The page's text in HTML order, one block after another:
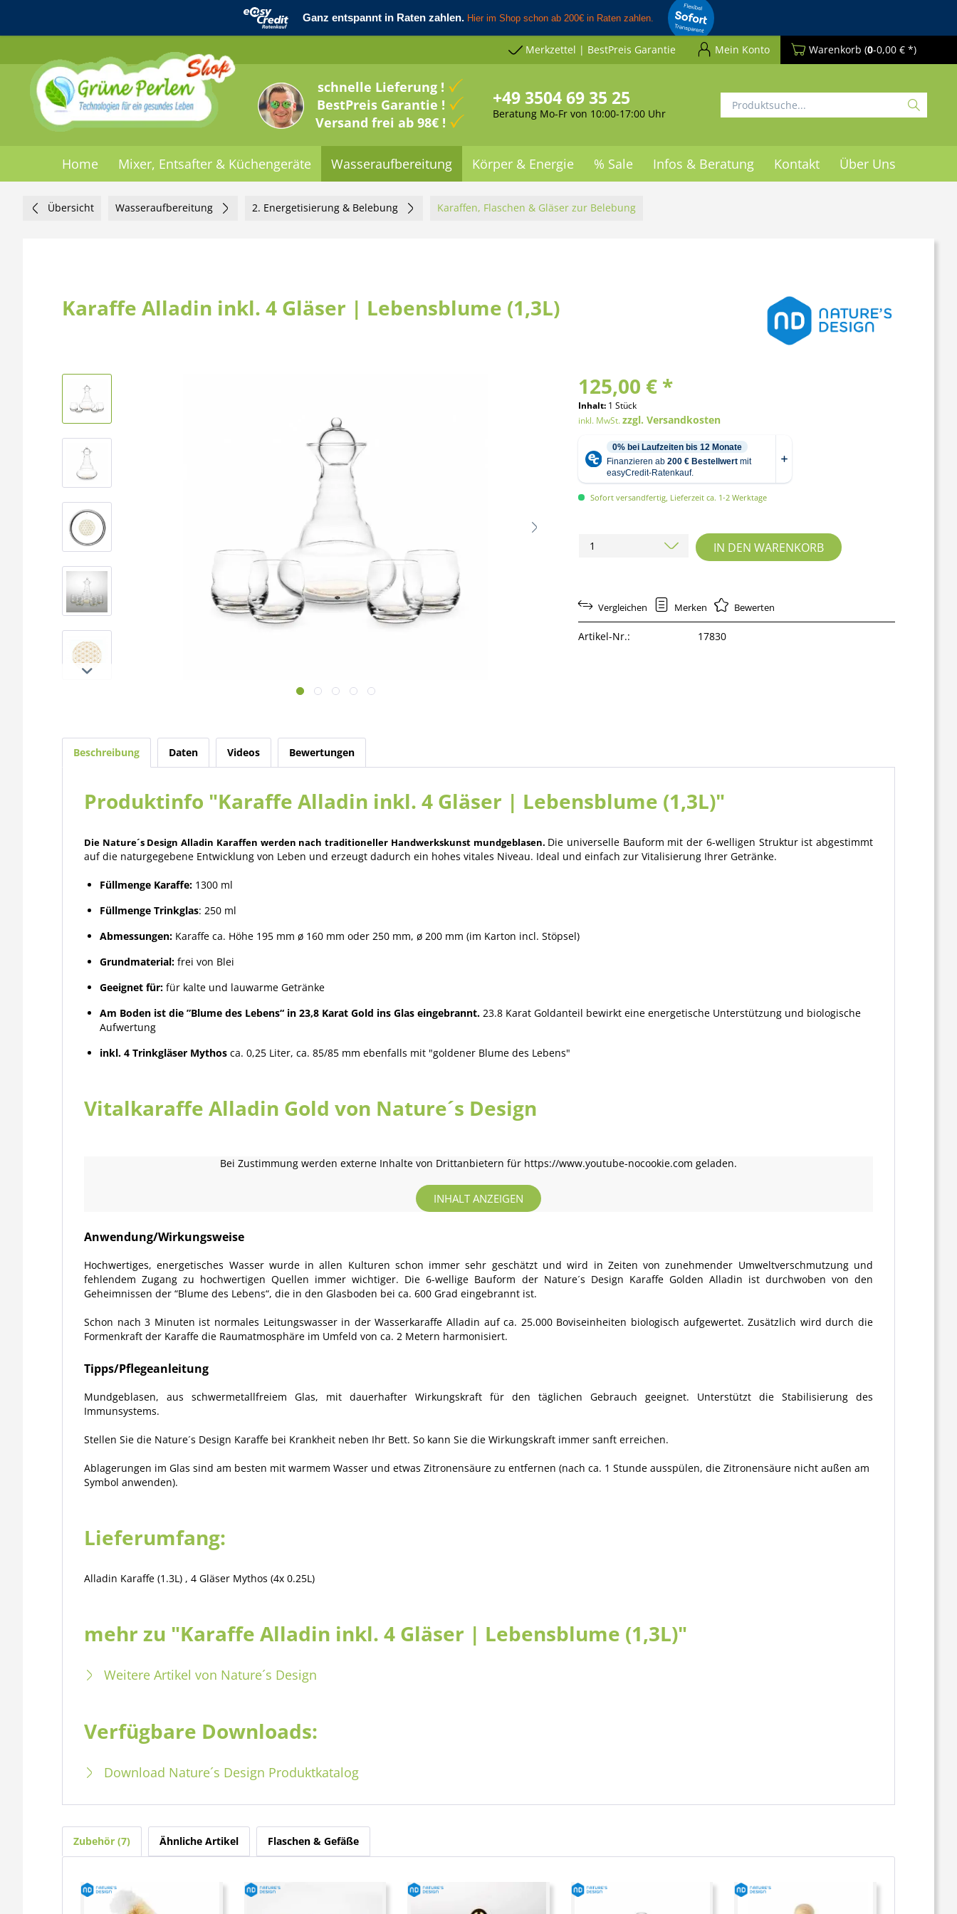
Merkzettel | BestPreis Garantie Mein Konto Warenkorb (0-0,00 € *)
schnelle Lieferung !
BestPreis Garantie !
Versand frei ab 98€ !
+49 3504 69 35 25
Beratung Mo-Fr von 10:00-17:00 Uhr
Home Mixer, Entsafter & Küchengeräte Wasseraufbereitung Körper & Energie % Sale Infos & Beratung Kontakt Über Uns
Übersicht Wasseraufbereitung 2. Energetisierung & Belebung Karaffen, Flaschen & Gläser zur Belebung
Karaffe Alladin inkl. 4 Gläser | Lebensblume (1,3L)
125,00 € *
Inhalt: 1 Stück
inkl. MwSt.zzgl. Versandkosten
Sofort versandfertig, Lieferzeit ca. 1-2 Werktage
IN DEN WARENKORB
Vergleichen Merken Bewerten
Artikel-Nr.: 17830
Beschreibung Daten Videos Bewertungen
Produktinfo "Karaffe Alladin inkl. 4 Gläser | Lebensblume (1,3L)"
Die Nature´s Design Alladin Karaffen werden nach traditioneller Handwerkskunst mundgeblasen. Die universelle Bauform mit der 6-welligen Struktur ist abgestimmt
auf die naturgegebene Entwicklung von Leben und erzeugt dadurch ein hohes vitales Niveau. Ideal und einfach zur Vitalisierung Ihrer Getränke.
Füllmenge Karaffe: 1300 ml
Füllmenge Trinkglas: 250 ml
Abmessungen: Karaffe ca. Höhe 195 mm ø 160 mm oder 250 mm, ø 200 mm (im Karton incl. Stöpsel)
Grundmaterial: frei von Blei
Geeignet für: für kalte und lauwarme Getränke
Am Boden ist die ”Blume des Lebens“ in 23,8 Karat Gold ins Glas eingebrannt. 23.8 Karat Goldanteil bewirkt eine energetische Unterstützung und biologische
Aufwertung
inkl. 4 Trinkgläser Mythos ca. 0,25 Liter, ca. 85/85 mm ebenfalls mit "goldener Blume des Lebens"
Vitalkaraffe Alladin Gold von Nature´s Design
Bei Zustimmung werden externe Inhalte von Drittanbietern für https://www.youtube-nocookie.com geladen.
INHALT ANZEIGEN
Anwendung/Wirkungsweise
Hochwertiges, energetisches Wasser wurde in allen Kulturen schon immer sehr geschätzt und wird in Zeiten von zunehmender Umweltverschmutzung und
fehlendem Zugang zu hochwertigen Quellen immer wichtiger. Die 6-wellige Bauform der Nature´s Design Karaffe Golden Alladin ist durchwoben von den
Geheimnissen der “Blume des Lebens“, die in den Glasboden bei ca. 600 Grad eingebrannt ist.
Schon nach 3 Minuten ist normales Leitungswasser in der Wasserkaraffe Alladin auf ca. 25.000 Boviseinheiten biologisch aufgewertet. Zusätzlich wird durch die
Formenkraft der Karaffe die Raumatmosphäre im Umfeld von ca. 2 Metern harmonisiert.
Tipps/Pflegeanleitung
Mundgeblasen, aus schwermetallfreiem Glas, mit dauerhafter Wirkungskraft für den täglichen Gebrauch geeignet. Unterstützt die Stabilisierung des
Immunsystems.
Stellen Sie die Nature´s Design Karaffe bei Krankheit neben Ihr Bett. So kann Sie die Wirkungskraft immer sanft erreichen.
Ablagerungen im Glas sind am besten mit warmem Wasser und etwas Zitronensäure zu entfernen (nach ca. 1 Stunde ausspülen, die Zitronensäure nicht außen am
Symbol anwenden).
Lieferumfang:
Alladin Karaffe (1.3L) , 4 Gläser Mythos (4x 0.25L)
mehr zu "Karaffe Alladin inkl. 4 Gläser | Lebensblume (1,3L)"
Weitere Artikel von Nature´s Design
Verfügbare Downloads:
Download Nature´s Design Produktkatalog
Zubehör 7 Ähnliche Artikel Flaschen & Gefäße